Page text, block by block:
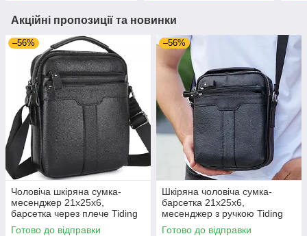
Акційні пропозиції та новинки
–56%
Чоловіча шкіряна сумка-
месенджер 21х25х6,
барсетка через плече Tiding
Bag A25-3278A Чорна
Готово до відправки
–56%
Шкіряна чоловіча сумка-
барсетка 21х25х6,
месенджер з ручкою Tiding
Bag 73957 чорна
Готово до відправки